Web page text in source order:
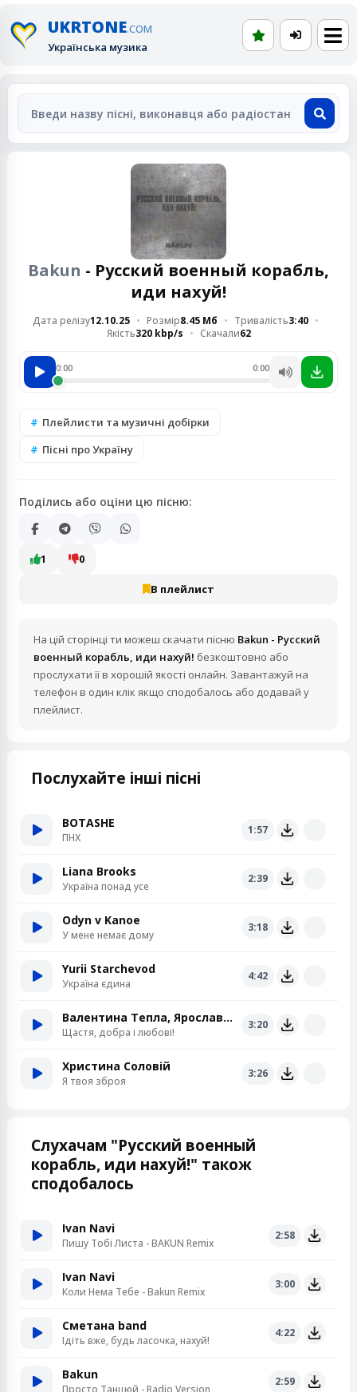
UKRTONE.COM
Українська музика
Bakun - Русский военный корабль,
иди нахуй!
Дата релізу12.10.25 Розмір8.45 Мб Тривалість3:40
Якість320 kbp/s Скачали62
0:00 0:00
Плейлисти та музичні добірки
Пісні про Україну
Поділись або оціни цю пісню:
1 0
В плейлист
На цій сторінці ти можеш скачати пісню Bakun - Русский
военный корабль, иди нахуй! безкоштовно або
прослухати її в хорошій якості онлайн. Завантажуй на
телефон в один клік якщо сподобалось або додавай у
плейлист.
Послухайте інші пісні
BOTASHE
ПНХ
1:57
Liana Brooks
Україна понад усе
2:39
Odyn v Kanoe
У мене немає дому
3:18
Yurii Starchevod
Україна єдина
4:42
Валентина Тепла, Ярослав Теплий
Щастя, добра і любові!
3:20
Христина Соловій
Я твоя зброя
3:26
Слухачам "Русский военный
корабль, иди нахуй!" також
сподобалось
Ivan Navi
Пишу Тобі Листа - BAKUN Remix
2:58
Ivan Navi
Коли Нема Тебе - Bakun Remix
3:00
Сметана band
Ідіть вже, будь ласочка, нахуй!
4:22
Bakun
Просто Танцюй - Radio Version
2:59